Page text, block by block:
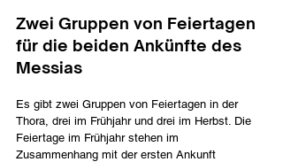
Zwei Gruppen von Feiertagen
für die beiden Ankünfte des
Messias
Es gibt zwei Gruppen von Feiertagen in der
Thora, drei im Frühjahr und drei im Herbst. Die
Feiertage im Frühjahr stehen im
Zusammenhang mit der ersten Ankunft